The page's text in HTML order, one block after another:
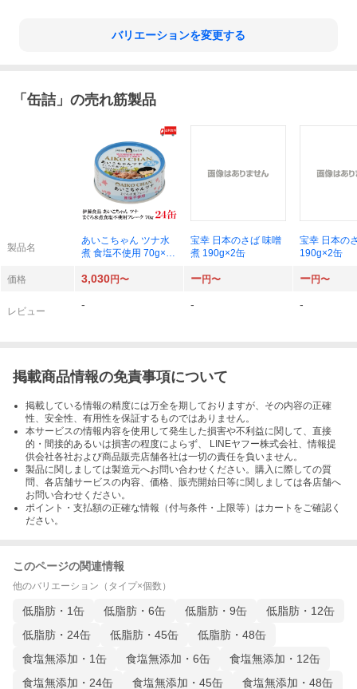
バリエーションを変更する
「 缶詰 」の売れ筋製品
製品名
あいこちゃん ツナ水
煮 食塩不使用 70g×24
宝幸 日本のさば 味噌
煮 190g×2缶
宝幸 日本の
190g×2缶
価格 3,030円〜 ー円〜 ー円〜
レビュー
- - -
掲載商品情報の免責事項について
掲載している情報の精度には万全を期しておりますが、その内容の正確
性、安全性、有用性を保証するものではありません。
本サービスの情報内容を使用して発生した損害や不利益に関して、直接
的・間接的あるいは損害の程度によらず、 LINEヤフー株式会社、情報提
供会社各社および商品販売店舗各社は一切の責任を負いません。
製品に関しましては製造元へお問い合わせください。購入に際しての質
問、各店舗サービスの内容、価格、販売開始日等に関しましては各店舗へ
お問い合わせください。
ポイント・支払額の正確な情報（付与条件・上限等）はカートをご確認く
ださい。
このページの関連情報
他のバリエーション（タイプ×個数）
低脂肪・1缶 低脂肪・6缶 低脂肪・9缶
低脂肪・12缶
低脂肪・24缶
低脂肪・45缶
低脂肪・48缶
食塩無添加・1缶
食塩無添加・6缶
食塩無添加・12缶
食塩無添加・24缶
食塩無添加・45缶 食塩無添加・48缶